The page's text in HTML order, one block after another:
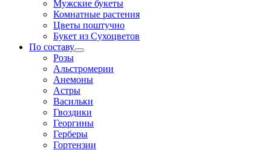
Мужские букеты
Комнатные растения
Цветы поштучно
Букет из Сухоцветов
По составу
Розы
Альстромерии
Анемоны
Астры
Васильки
Гвоздики
Георгины
Герберы
Гортензии